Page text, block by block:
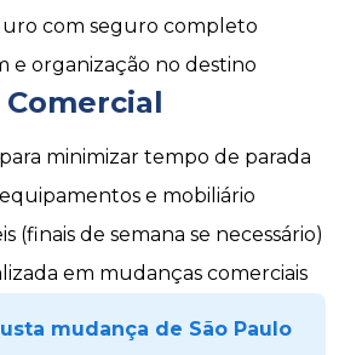
com seguro completo
e organização no destino
minimizar tempo de parada
e mobiliário
(finais de semana se necessário)
em mudanças comerciais
mudança de São Paulo